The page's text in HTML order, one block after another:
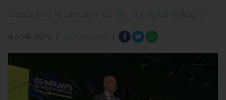
Descubre la versión 2.0 de la implantología
15 ABRIL 2024 | ACTUALIDAD |